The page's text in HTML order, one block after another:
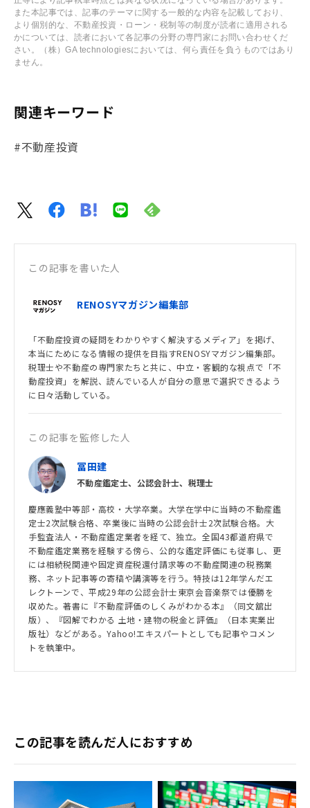
また本記事では、記事のテーマに関する一般的な内容を記載しており、
より個別的な、不動産投資・ローン・税制等の制度が読者に適用される
かについては、読者において各記事の分野の専門家にお問い合わせくだ
さい。（株）GA technologiesにおいては、何ら責任を負うものではあり
ません。
関連キーワード
#不動産投資
この記事を書いた人
RENOSYマガジン編集部
「不動産投資の疑問をわかりやすく解決するメディア」を掲げ、
本当にためになる情報の提供を目指すRENOSYマガジン編集部。
税理士や不動産の専門家たちと共に、中立・客観的な視点で「不
動産投資」を解説、読んでいる人が自分の意思で選択できるよう
に日々活動している。
この記事を監修した人
冨田建
不動産鑑定士、公認会計士、税理士
慶應義塾中等部・高校・大学卒業。大学在学中に当時の不動産鑑
定士2次試験合格、卒業後に当時の公認会計士2次試験合格。大
手監査法人・不動産鑑定業者を経て、独立。全国43都道府県で
不動産鑑定業務を経験する傍ら、公的な鑑定評価にも従事し、更
には相続税関連や固定資産税還付請求等の不動産関連の税務業
務、ネット記事等の寄稿や講演等を行う。特技は12年学んだエ
レクトーンで、平成29年の公認会計士東京会音楽祭では優勝を
収めた。著書に『不動産評価のしくみがわかる本』（同文舘出
版）、『図解でわかる 土地・建物の税金と評価』（日本実業出
版社）などがある。Yahoo!エキスパートとしても記事やコメン
トを執筆中。
この記事を読んだ人におすすめ